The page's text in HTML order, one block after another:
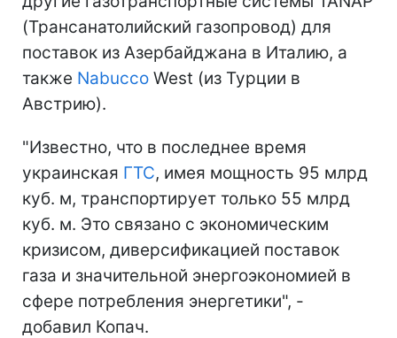
(Трансанатолийский газопровод) для
поставок из Азербайджана в Италию, а
также Nabucco West (из Турции в
Австрию).
"Известно, что в последнее время
украинская ГТС, имея мощность 95 млрд
куб. м, транспортирует только 55 млрд
куб. м. Это связано с экономическим
кризисом, диверсификацией поставок
газа и значительной энергоэкономией в
сфере потребления энергетики", -
добавил Копач.